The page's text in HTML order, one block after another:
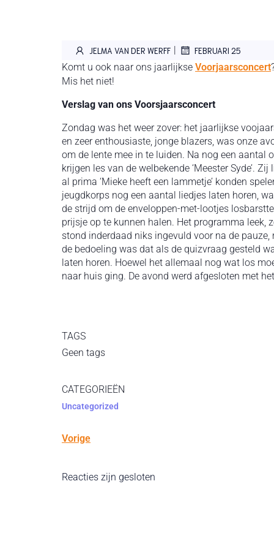
JELMA VAN DER WERFF | FEBRUARI 25
Komt u ook naar ons jaarlijkse Voorjaarsconcert
Mis het niet!
Verslag van ons Voorsjaarsconcert
Zondag was het weer zover: het jaarlijkse
en zeer enthousiaste, jonge blazers, was onze
om de lente mee in te luiden. Na nog een aantal
krijgen les van de welbekende ‘Meester Syde’.
al prima ‘Mieke heeft een lammetje’ konden
jeugdkorps nog een aantal liedjes laten horen,
de strijd om de enveloppen-met-lootjes
prijsje op te kunnen halen. Het programma leek,
stond inderdaad niks ingevuld voor na de
de bedoeling was dat als de quizvraag gesteld
laten horen. Hoewel het allemaal nog wat los
naar huis ging. De avond werd afgesloten met
TAGS
Geen tags
CATEGORIEËN
Uncategorized
Vorige
Reacties zijn gesloten